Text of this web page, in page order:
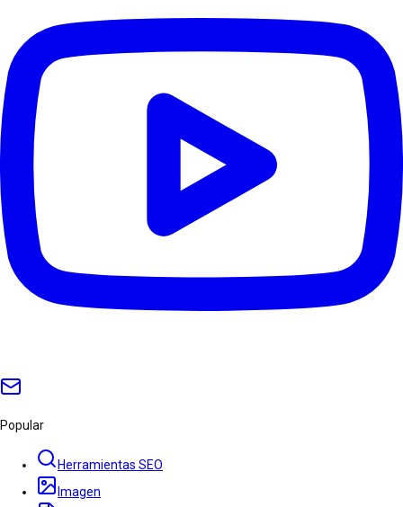
Popular
Herramientas SEO
Imagen